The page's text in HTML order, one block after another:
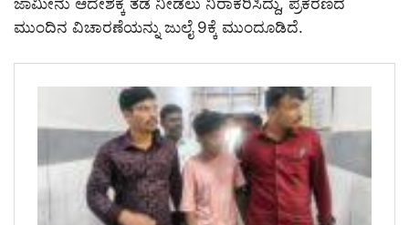
ಜಾಮೀನು ಆದೇಶಕ್ಕೆ ತಡೆ ನೀಡಲು ನಿರಾಕರಿಸಿದ್ದು, ಪ್ರಕರಣದ
ಮುಂದಿನ ವಿಚಾರಣೆಯನ್ನು ಜುಲೈ 9ಕ್ಕೆ ಮುಂದೂಡಿದೆ.